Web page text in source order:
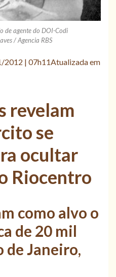
de agente do DOI-Codi
/ Agencia RBS
2012 | 07h11Atualizada em
revelam
se
ocultar
Riocentro
como alvo o
de 20 mil
de Janeiro,